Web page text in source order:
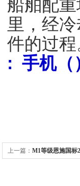
船舶配
里，经
件的过
: 手机（
上一篇： M1等级恩施国标